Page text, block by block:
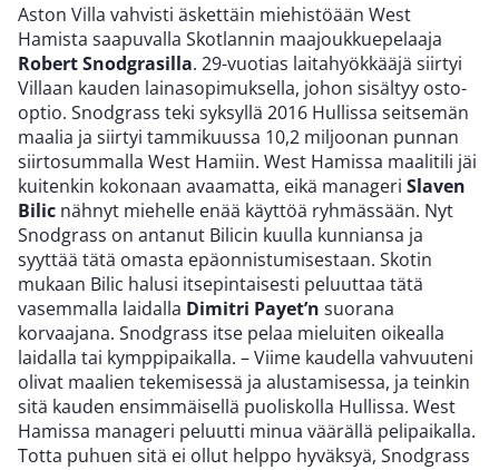
Aston Villa vahvisti äskettäin miehistöään West
Hamista saapuvalla Skotlannin maajoukkuepelaaja
Robert Snodgrasilla. 29-vuotias laitahyökkääjä siirtyi
Villaan kauden lainasopimuksella, johon sisältyy osto-
optio. Snodgrass teki syksyllä 2016 Hullissa seitsemän
maalia ja siirtyi tammikuussa 10,2 miljoonan punnan
siirtosummalla West Hamiin. West Hamissa maalitili jäi
kuitenkin kokonaan avaamatta, eikä manageri Slaven
Bilic nähnyt miehelle enää käyttöä ryhmässään. Nyt
Snodgrass on antanut Bilicin kuulla kunniansa ja
syyttää tätä omasta epäonnistumisestaan. Skotin
mukaan Bilic halusi itsepintaisesti peluuttaa tätä
vasemmalla laidalla Dimitri Payet’n suorana
korvaajana. Snodgrass itse pelaa mieluiten oikealla
laidalla tai kymppipaikalla. – Viime kaudella vahvuuteni
olivat maalien tekemisessä ja alustamisessa, ja teinkin
sitä kauden ensimmäisellä puoliskolla Hullissa. West
Hamissa manageri peluutti minua väärällä pelipaikalla.
Totta puhuen sitä ei ollut helppo hyväksyä, Snodgrass